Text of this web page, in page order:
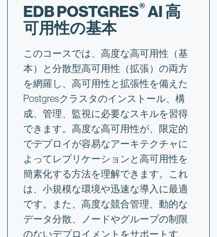
EDB POSTGRES® AI 高
可用性の基本
このコースでは、高度な高可用性（基
本）と分散型高可用性（拡張）の両方
を網羅し、高可用性と拡張性を備えた
Postgresクラスタのインストール、構
成、管理、監視に必要なスキルを習得
できます。高度な高可用性が、限定的
でデプロイが容易なアーキテクチャに
よってレプリケーションと高可用性を
簡素化する方法を理解できます。これ
は、小規模な環境や迅速な導入に最適
です。また、高度な競合管理、動的な
データ分散、ノードやグループの制限
のないデプロイメントをサポートす